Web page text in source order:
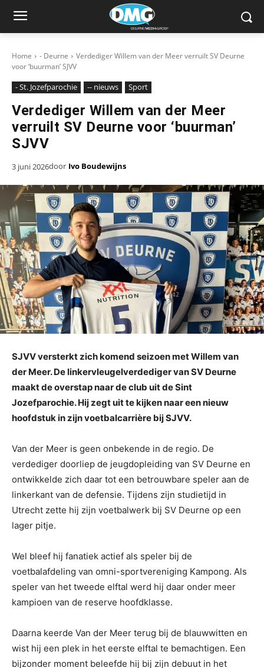
Home - Deurne
Verdediger Willem van der Meer verruilt SV Deurne
voor ‘buurman’ SJVV
- St. Jozefparochie -- nieuws Sport
Verdediger Willem van der Meer
verruilt SV Deurne voor ‘buurman’
SJVV
3 juni 2026door Ivo Boudewijns
SJVV versterkt zich komend seizoen met Willem van
der Meer. De linkervleugelverdediger van SV Deurne
maakt de overstap naar de club uit de Sint
Jozefparochie. Hij zegt uit te kijken naar een nieuw
hoofdstuk in zijn voetbalcarrière bij SJVV.
Van der Meer is geen onbekende in de regio. De
verdediger doorliep de jeugdopleiding van SV Deurne en
ontwikkelde zich daar tot een betrouwbare speler aan de
linkerkant van de defensie. Tijdens zijn studietijd in
Utrecht zette hij zijn voetbalwerk bij SV Deurne op een
lager pitje.
Wel bleef hij fanatiek actief als speler bij de
voetbalafdeling van omni-sportvereniging Kampong. Als
speler van het tweede elftal werd hij daar onder meer
kampioen van de reserve hoofdklasse.
Daarna keerde Van der Meer terug bij de blauwwitten en
wist hij een plek in het eerste elftal te bemachtigen. Een
bijzonder moment beleefde hij bij zijn debuut in het